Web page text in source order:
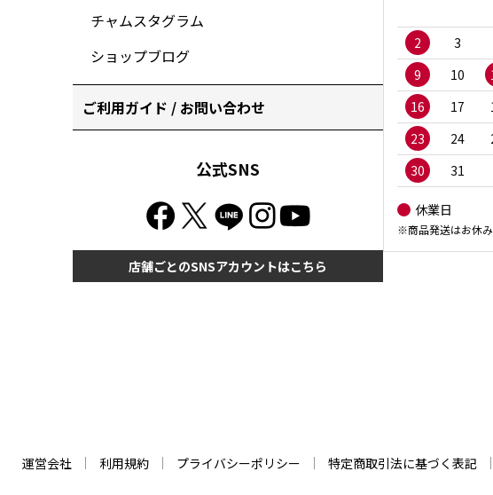
チャムスタグラム
ショップブログ
ご利用ガイド / お問い合わせ
公式SNS
店舗ごとのSNSアカウントはこちら
2
3
9
10
16
17
23
24
30
31
休業日
※商品発送はお休
運営会社 利用規約 プライバシーポリシー 特定商取引法に基づく表記